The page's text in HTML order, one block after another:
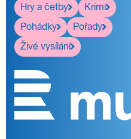
Hry a četby
Krimi
Pohádky
Pořady
Živé vysílání